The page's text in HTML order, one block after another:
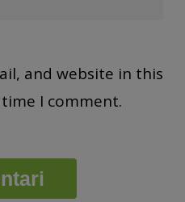
and website in this
I comment.